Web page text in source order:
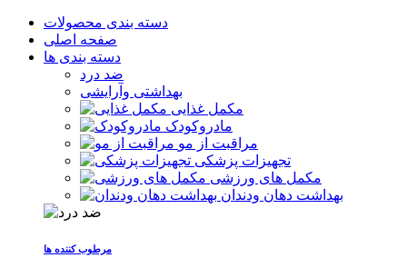
دسته بندی محصولات
صفحه اصلی
دسته بندی ها
ضد درد
بهداشتی وآرایشی
مکمل غذایی
مادروکودک
مراقبت از مو
تجهیزات پزشکی
مکمل های ورزشی
بهداشت دهان ودندان
مرطوب کننده ها